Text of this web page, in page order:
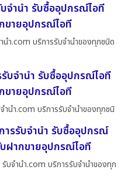
จำนำ รับซื้ออุปกรณ์ไอที
ขายอุปกรณ์ไอที
นํา.com บริการรับจำนำของทุกชนิด
บจำนำ รับซื้ออุปกรณ์ไอที
ขายอุปกรณ์ไอที
านํา.com บริการรับจำนำของทุกชนิ
รรับจำนำ รับซื้ออุปกรณ์
ฝากขายอุปกรณ์ไอที
บจํานํา.com บริการรับจำนำของทุก